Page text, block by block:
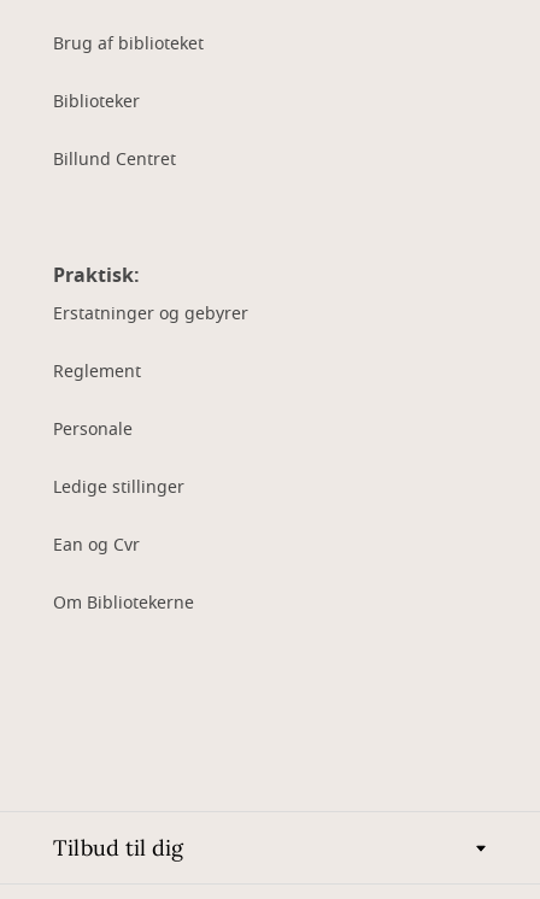
Brug af biblioteket
Biblioteker
Billund Centret
Praktisk:
Erstatninger og gebyrer
Reglement
Personale
Ledige stillinger
Ean og Cvr
Om Bibliotekerne
Tilbud til dig